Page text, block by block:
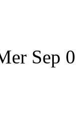
Sep